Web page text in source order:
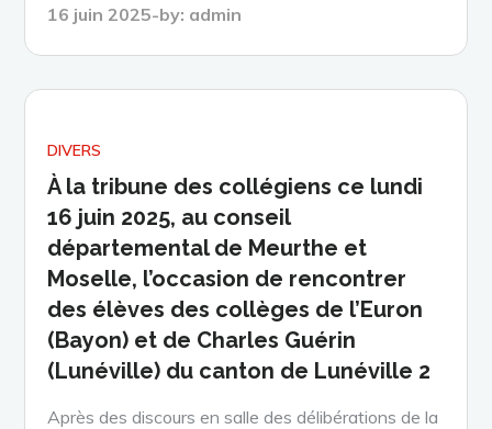
Posted
16 juin 2025 by: admin
DIVERS
À la tribune des collégiens ce lundi
16 juin 2025, au conseil
départemental de Meurthe et
Moselle, l’occasion de rencontrer
des élèves des collèges de l’Euron
(Bayon) et de Charles Guérin
(Lunéville) du canton de Lunéville 2
Après des discours en salle des délibérations de la